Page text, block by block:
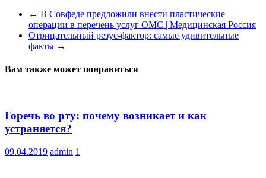
← В Совфеде предложили внести пластические
операции в перечень услуг ОМС | Медицинская Россия
Отрицательный резус-фактор: самые удивительные
факты →
Вам также может понравиться
Горечь во рту: почему возникает и как
устраняется?
09.04.2019 admin 1